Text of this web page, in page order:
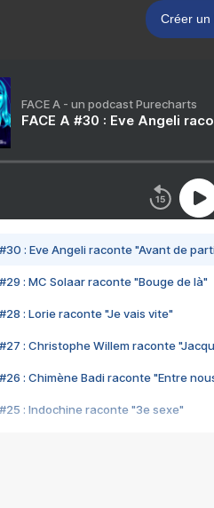
Créer un
FACE A - un podcast Purecharts
FACE A #30 : Eve Angeli
#30 : Eve Angeli raconte "Avant de
#29 : MC Solaar raconte "Bouge de là"
#28 : Lorie raconte "Je vais vite"
#27 : Christophe Willem raconte
#26 : Chimène Badi raconte "Entre
#25 : Indochine raconte "3e sexe"